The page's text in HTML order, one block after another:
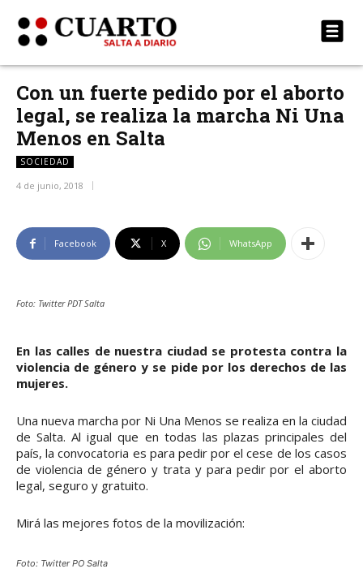
Con un fuerte pedido por el aborto
legal, se realiza la marcha Ni Una
Menos en Salta
SOCIEDAD
4 de junio, 2018
Facebook X WhatsApp
Foto: Twitter PDT Salta
En las calles de nuestra ciudad se protesta contra la
violencia de género y se pide por los derechos de las
mujeres.
Una nueva marcha por Ni Una Menos se realiza en la ciudad
de Salta. Al igual que en todas las plazas principales del
país, la convocatoria es para pedir por el cese de los casos
de violencia de género y trata y para pedir por el aborto
legal, seguro y gratuito.
Mirá las mejores fotos de la movilización:
Foto: Twitter PO Salta